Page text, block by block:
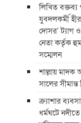
লিখিত বক্তব্য
যুবদলকর্মী
দোসর’ ট্যাগ
নেতা কর্তৃক
সম্মেলন
শাল্লায় মাদক
সালের
ক্র্যাশার
ধর্মঘটে